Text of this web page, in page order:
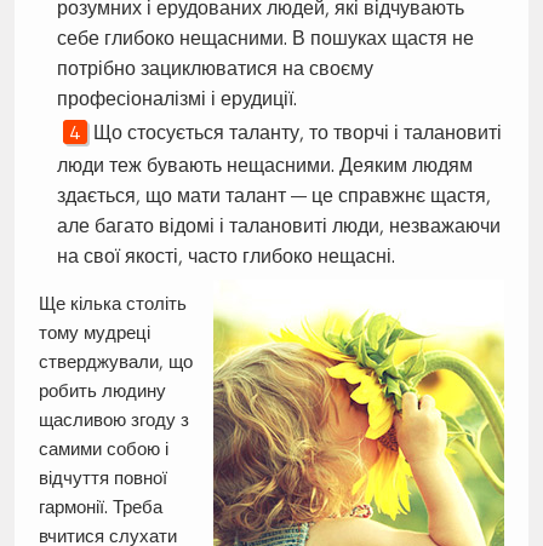
розумних і ерудованих людей, які відчувають
себе глибоко нещасними. В пошуках щастя не
потрібно зациклюватися на своєму
професіоналізмі і ерудиції.
Що стосується таланту, то творчі і талановиті
люди теж бувають нещасними. Деяким людям
здається, що мати талант — це справжнє щастя,
але багато відомі і талановиті люди, незважаючи
на свої якості, часто глибоко нещасні.
Ще кілька століть
тому мудреці
стверджували, що
робить людину
щасливою згоду з
самими собою і
відчуття повної
гармонії. Треба
вчитися слухати